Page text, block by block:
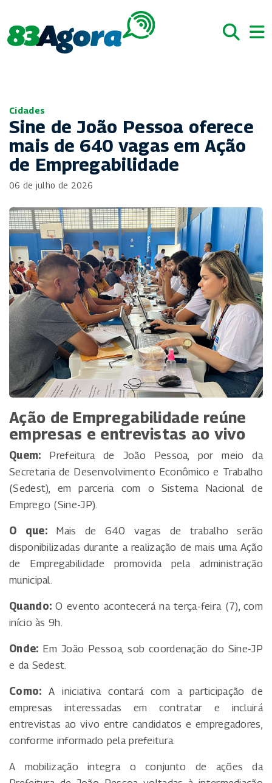
Cidades
Sine de João Pessoa oferece
mais de 640 vagas em Ação
de Empregabilidade
06 de julho de 2026
Ação de Empregabilidade reúne
empresas e entrevistas ao vivo
Quem: Prefeitura de João Pessoa, por meio da
Secretaria de Desenvolvimento Econômico e Trabalho
(Sedest), em parceria com o Sistema Nacional de
Emprego (Sine-JP).
O que:Mais de 640 vagas de trabalho serão
disponibilizadas durante a realização de mais uma Ação
de Empregabilidade promovida pela administração
municipal.
Quando: O evento acontecerá na terça-feira (7), com
início às 9h.
Onde: Em João Pessoa, sob coordenação do Sine-JP
e da Sedest.
Como: A iniciativa contará com a participação de
empresas interessadas em contratar e incluirá
entrevistas ao vivo entre candidatos e empregadores,
conforme informado pela prefeitura.
A mobilização integra o conjunto de ações da